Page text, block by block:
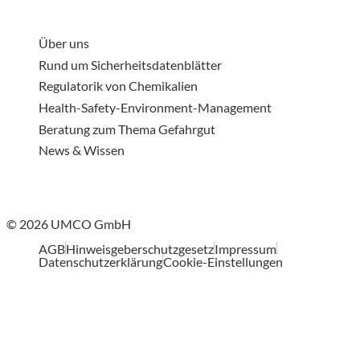
Über uns
Rund um Sicherheitsdatenblätter
Regulatorik von Chemikalien
Health-Safety-Environment-Management
Beratung zum Thema Gefahrgut
News & Wissen
© 2026 UMCO GmbH
AGBHinweisgeberschutzgesetzImpressum
DatenschutzerklärungCookie-Einstellungen